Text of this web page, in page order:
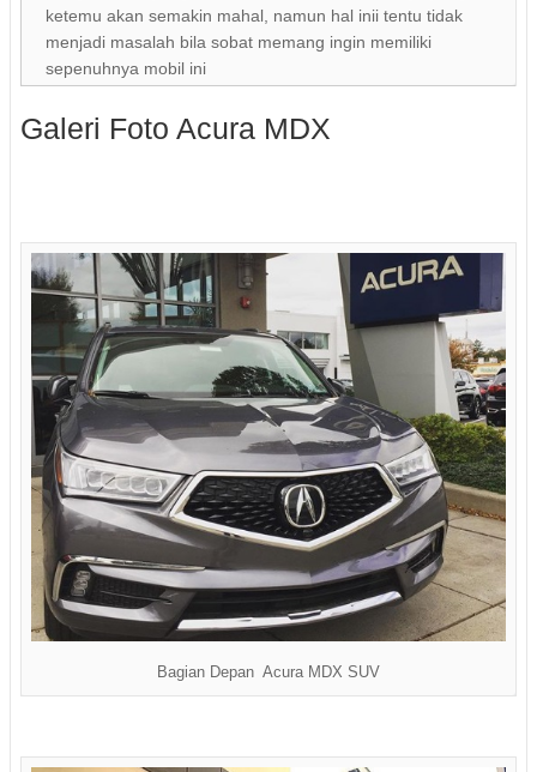
ketemu akan semakin mahal, namun hal inii tentu tidak
menjadi masalah bila sobat memang ingin memiliki
sepenuhnya mobil ini
Galeri Foto Acura MDX
Bagian Depan Acura MDX SUV